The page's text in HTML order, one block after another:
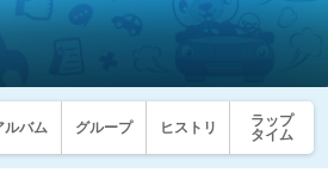
ルバム グループ ヒストリ
ラップ
タイム